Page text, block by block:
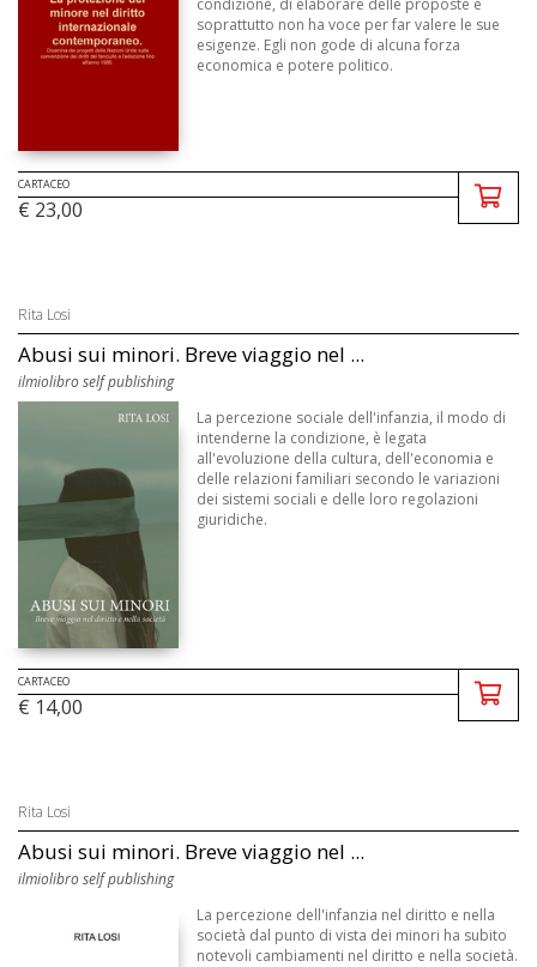
condizione, di elaborare delle proposte e
soprattutto non ha voce per far valere le sue
esigenze. Egli non gode di alcuna forza
economica e potere politico.
CARTACEO
€ 23,00
Rita Losi
Abusi sui minori. Breve viaggio nel ...
ilmiolibro self publishing
La percezione sociale dell'infanzia, il modo di
intenderne la condizione, è legata
all'evoluzione della cultura, dell'economia e
delle relazioni familiari secondo le variazioni
dei sistemi sociali e delle loro regolazioni
giuridiche.
CARTACEO
€ 14,00
Rita Losi
Abusi sui minori. Breve viaggio nel ...
ilmiolibro self publishing
La percezione dell'infanzia nel diritto e nella
società dal punto di vista dei minori ha subito
notevoli cambiamenti nel diritto e nella società.